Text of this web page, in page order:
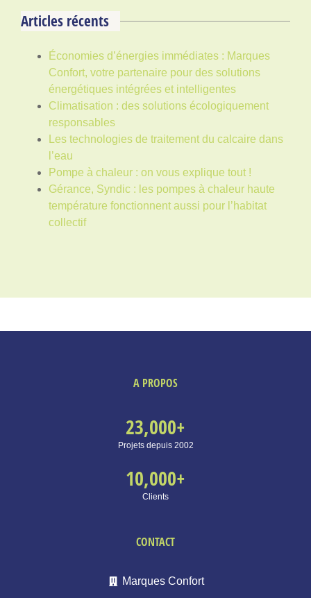
Articles récents
Économies d’énergies immédiates : Marques
Confort, votre partenaire pour des solutions
énergétiques intégrées et intelligentes
Climatisation : des solutions écologiquement
responsables
Les technologies de traitement du calcaire dans
l’eau
Pompe à chaleur : on vous explique tout !
Gérance, Syndic : les pompes à chaleur haute
température fonctionnent aussi pour l’habitat
collectif
A PROPOS
Projets depuis 2002
23,000+
Clients
10,000+
CONTACT
Marques Confort